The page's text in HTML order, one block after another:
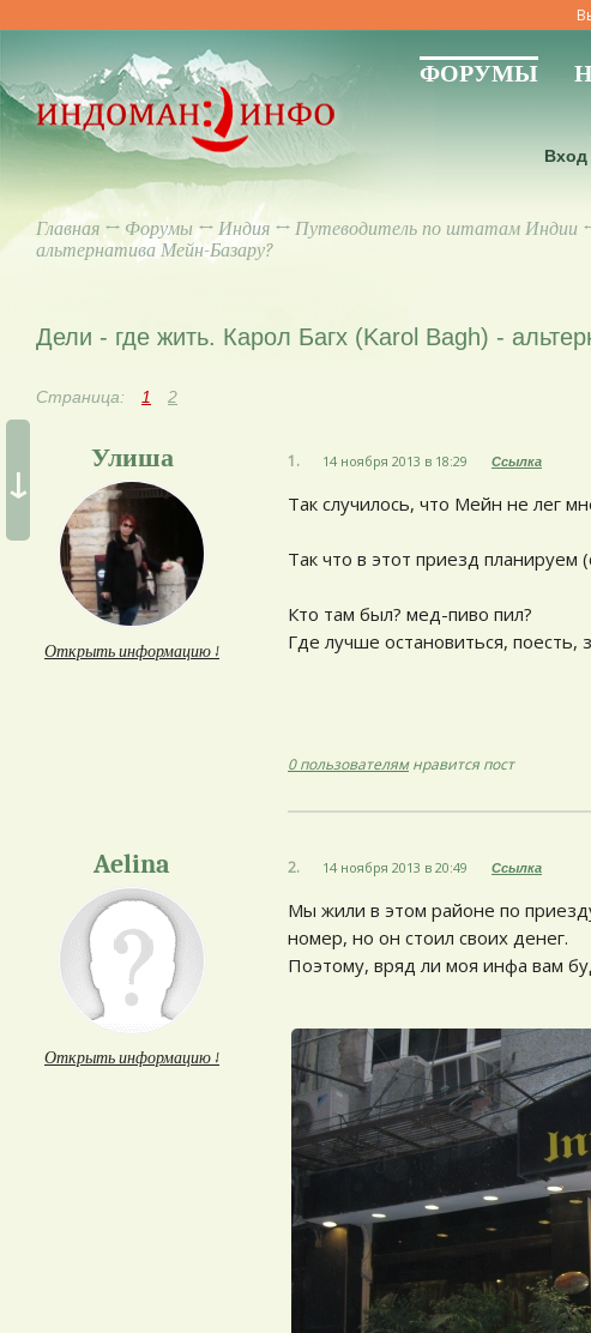
ФОРУМЫ
Вход
Главная ↔ Форумы↔ Индия ↔ Путеводитель по штатам Индии
альтернатива Мейн-Базару?
↓
Дели - где жить. Карол Багх (Karol Bagh) -
Страница: 1 2
Улиша
Открыть информацию ↓
1. 14 ноября 2013 в 18:29 Ссылка
Так случилось, что Мейн не лег
Так что в этот приезд планируем
Кто там был? мед-пиво пил?
Где лучше остановиться,
0 пользователямнравится пост
Aelina
Открыть информацию ↓
2. 14 ноября 2013 в 20:49 Ссылка
Мы жили в этом районе по
номер, но он стоил своих денег.
Поэтому, вряд ли моя инфа вам